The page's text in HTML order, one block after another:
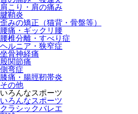
肩こり・肩の痛み
腱鞘炎
歪みの矯正（猫背・骨盤等）
腰痛・ギックリ腰
腰椎分離・すべり症
ヘルニア・狭窄症
坐骨神経痛
股関節痛
側弯症
膝痛・腸脛靭帯炎
その他
いろんなスポーツ
いろんなスポーツ
クラシックバレエ